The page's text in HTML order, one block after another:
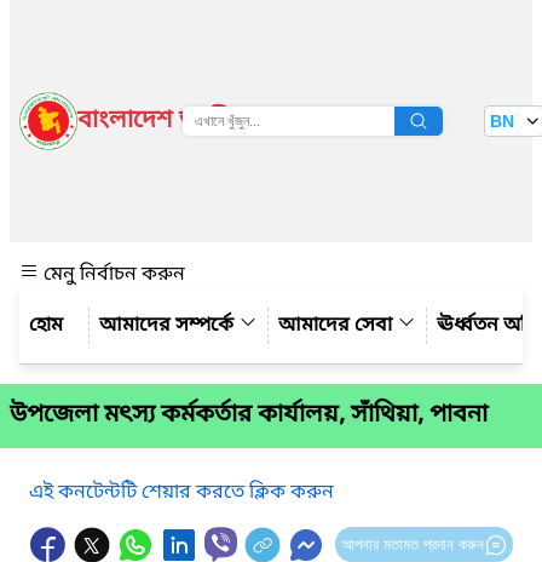
বাংলাদেশ জাতীয় তথ্য বাতায়ন BN
মেনু নির্বাচন করুন
আমাদের সম্পর্কে
আমাদের সেবা ঊর্ধ্বতন
উপজেলা মৎস্য কর্মকর্তার কার্যালয়, সাঁথিয়া, পাবনা
এই কনটেন্টটি শেয়ার করতে ক্লিক করুন
আপনার মতামত প্রদান করুন